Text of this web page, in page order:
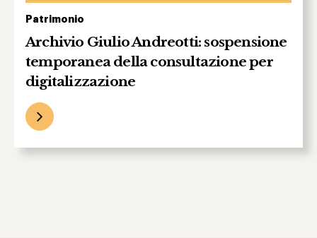
Patrimonio
Archivio Giulio Andreotti: sospensione
temporanea della consultazione per
digitalizzazione